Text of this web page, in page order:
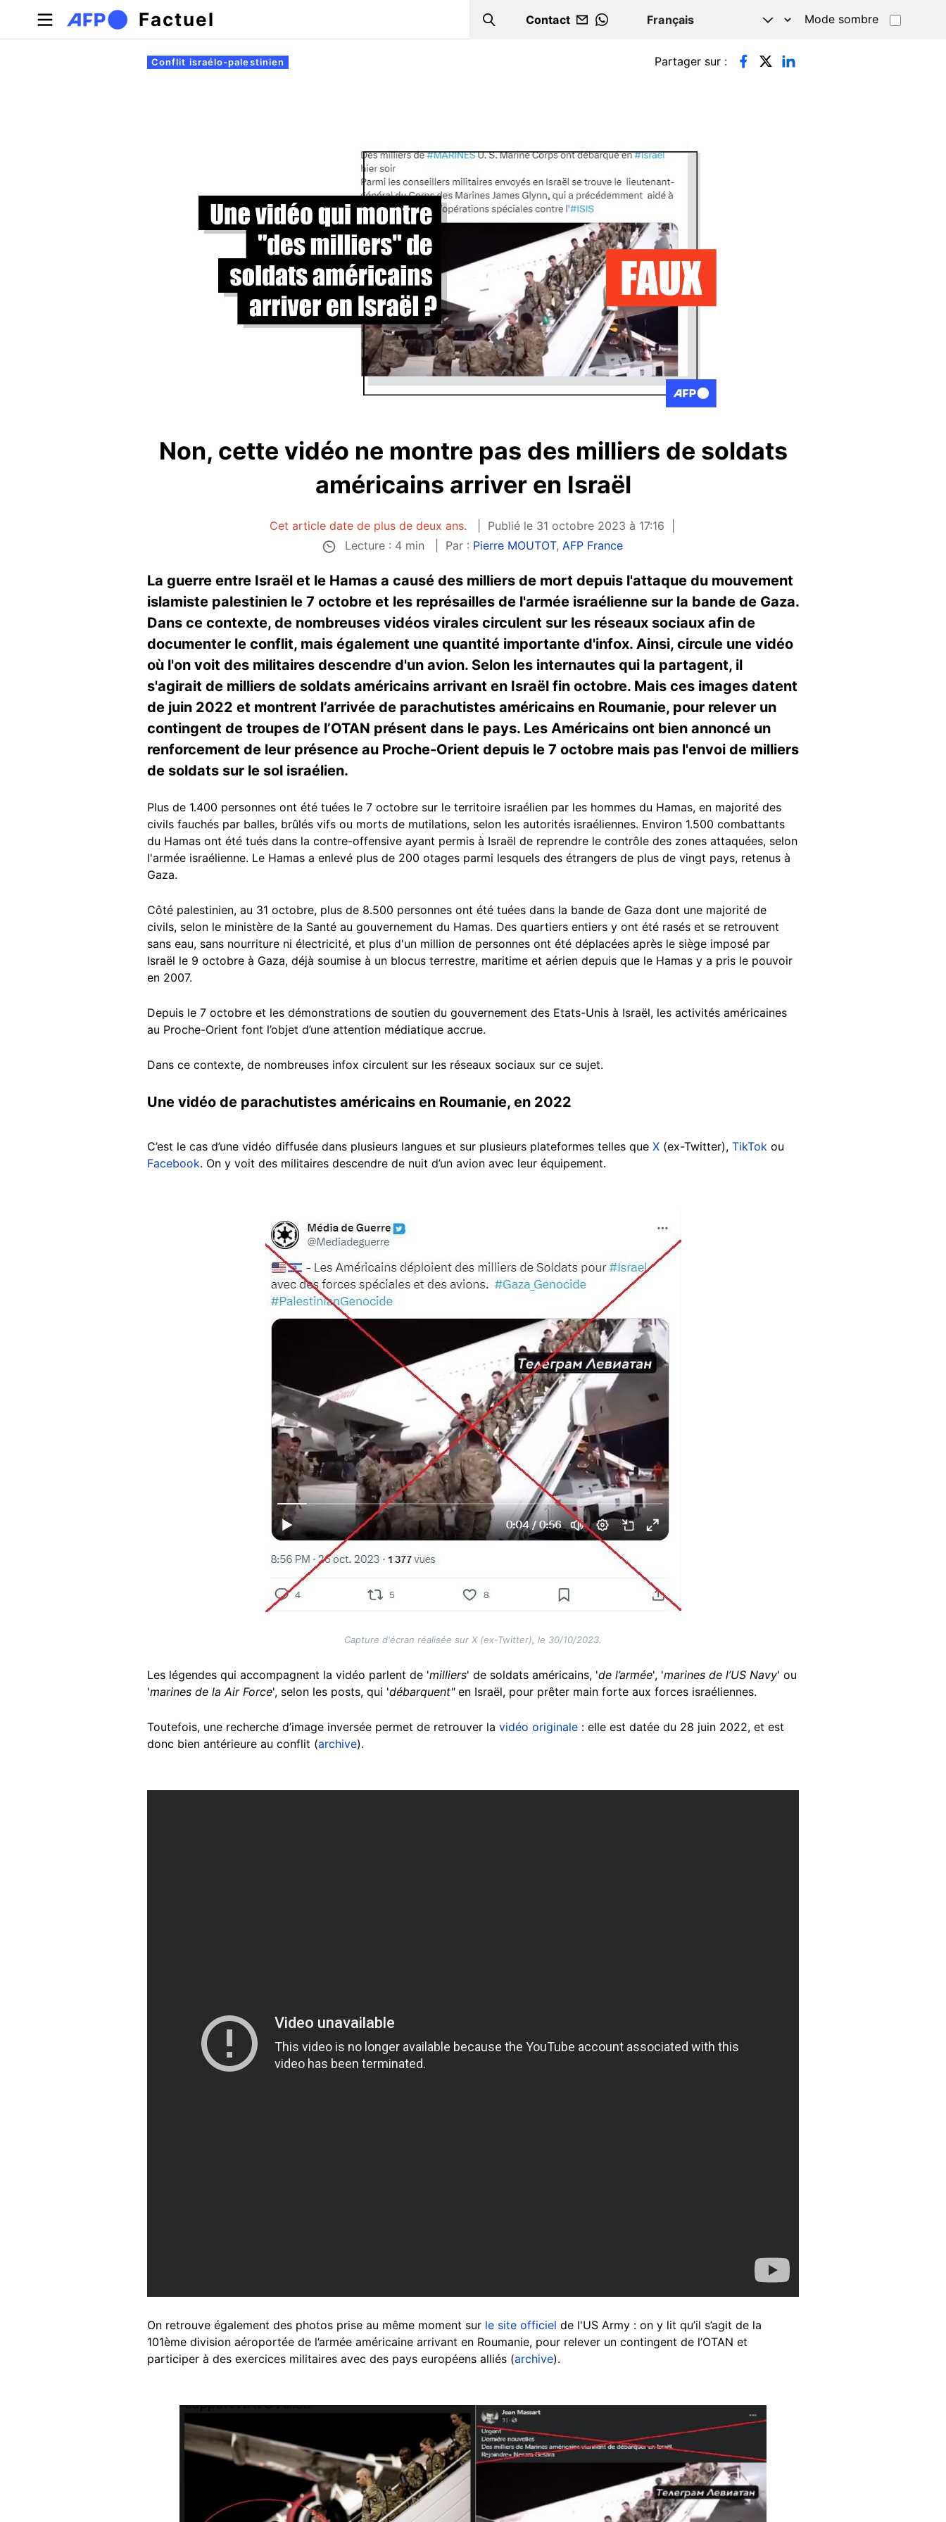
Aller au contenu principal
Factuel Search
Contact
WHATSAPP
Mode sombre
Onglets principaux
Conflit israélo-palestinien Partager sur :
Non, cette vidéo ne montre pas des milliers de soldats
américains arriver en Israël
Cet article date de plus de deux ans.
Publié le 31 octobre 2023 à 17:16
Lecture : 4 min
Par : Pierre MOUTOT,AFP France
La guerre entre Israël et le Hamas a causé des milliers de mort depuis l'attaque du mouvement
islamiste palestinien le 7 octobre et les représailles de l'armée israélienne sur la bande de Gaza.
Dans ce contexte, de nombreuses vidéos virales circulent sur les réseaux sociaux afin de
documenter le conflit, mais également une quantité importante d'infox. Ainsi, circule une vidéo
où l'on voit des militaires descendre d'un avion. Selon les internautes qui la partagent, il
s'agirait de milliers de soldats américains arrivant en Israël fin octobre. Mais ces images datent
de juin 2022 et montrent l’arrivée de parachutistes américains en Roumanie, pour relever un
contingent de troupes de l’OTAN présent dans le pays. Les Américains ont bien annoncé un
renforcement de leur présence au Proche-Orient depuis le 7 octobre mais pas l'envoi de milliers
de soldats sur le sol israélien.
Plus de 1.400 personnes ont été tuées le 7 octobre sur le territoire israélien par les hommes du Hamas, en majorité des
civils fauchés par balles, brûlés vifs ou morts de mutilations, selon les autorités israéliennes. Environ 1.500 combattants
du Hamas ont été tués dans la contre-offensive ayant permis à Israël de reprendre le contrôle des zones attaquées, selon
l'armée israélienne. Le Hamas a enlevé plus de 200 otages parmi lesquels des étrangers de plus de vingt pays, retenus à
Gaza.
Côté palestinien, au 31 octobre, plus de 8.500 personnes ont été tuées dans la bande de Gaza dont une majorité de
civils, selon le ministère de la Santé au gouvernement du Hamas. Des quartiers entiers y ont été rasés et se retrouvent
sans eau, sans nourriture ni électricité, et plus d'un million de personnes ont été déplacées après le siège imposé par
Israël le 9 octobre à Gaza, déjà soumise à un blocus terrestre, maritime et aérien depuis que le Hamas y a pris le pouvoir
en 2007.
Depuis le 7 octobre et les démonstrations de soutien du gouvernement des Etats-Unis à Israël, les activités américaines
au Proche-Orient font l’objet d’une attention médiatique accrue.
Dans ce contexte, de nombreuses infox circulent sur les réseaux sociaux sur ce sujet.
Une vidéo de parachutistes américains en Roumanie, en 2022
C’est le cas d’une vidéo diffusée dans plusieurs langues et sur plusieurs plateformes telles que X (ex-Twitter), TikTok ou
Facebook. On y voit des militaires descendre de nuit d’un avion avec leur équipement.
Capture d'écran réalisée sur X (ex-Twitter), le 30/10/2023.
Les légendes qui accompagnent la vidéo parlent de 'milliers' de soldats américains, 'de l’armée', 'marines de l’US Navy' ou
'marines de la Air Force', selon les posts, qui 'débarquent"en Israël, pour prêter main forte aux forces israéliennes.
Toutefois, une recherche d’image inversée permet de retrouver la vidéo originale : elle est datée du 28 juin 2022, et est
donc bien antérieure au conflit (archive).
On retrouve également des photos prise au même moment sur le site officiel de l'US Army : on y lit qu’il s’agit de la
101ème division aéroportée de l’armée américaine arrivant en Roumanie, pour relever un contingent de l’OTAN et
participer à des exercices militaires avec des pays européens alliés (archive).